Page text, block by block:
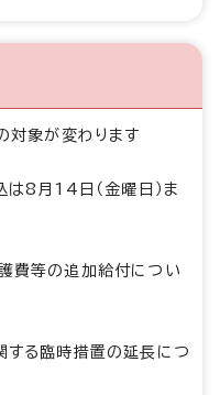
対象が変わります
は8月14日（金曜日）ま
費等の追加給付につい
する臨時措置の延長につ